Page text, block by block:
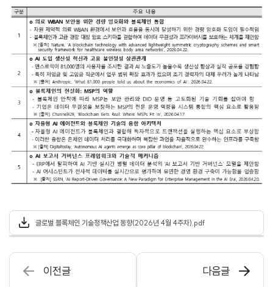
글로벌 블록체인 기술정책산업 동향(2026년 4월 4주차).pdf
이전글 다음글